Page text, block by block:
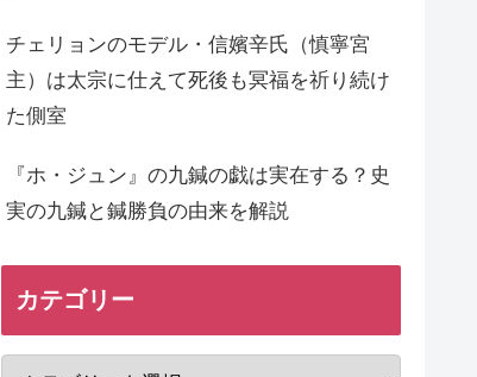
チェリョンのモデル・信嬪辛氏（慎寧宮
主）は太宗に仕えて死後も冥福を祈り続け
た側室
『ホ・ジュン』の九鍼の戯は実在する？史
実の九鍼と鍼勝負の由来を解説
カテゴリー